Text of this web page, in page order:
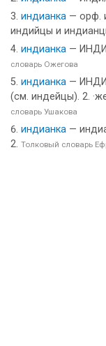
индианка — орф.
индийцы и
индианка —
словарь Ожегова
индианка —
(см. индейцы). 2.
словарь Ушакова
индианка —
2. Толковый словарь